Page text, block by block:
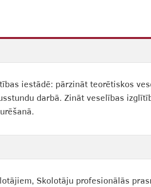
iestādē: pārzināt teorētiskos
darbā. Zināt veselības
Skolotāju profesionālās